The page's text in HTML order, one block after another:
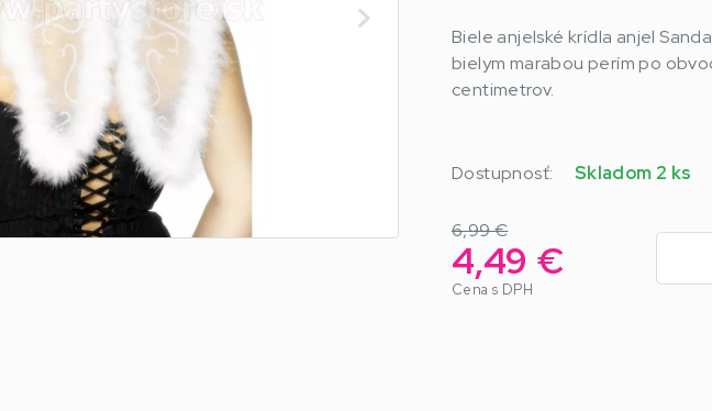
Biele anjelské krídla anjel
bielym marabou perím po
centimetrov.
Dostupnosť: Skladom 2 ks
6,99 €
4,49 €
Cena s DPH